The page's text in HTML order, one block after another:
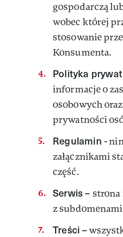
gospodarczą
wobec której
stosowanie
Konsumenta.
Polityka
informacje o
osobowych
prywatności
Regulamin -
załącznikami
część.
Serwis – strona
z
Treści –